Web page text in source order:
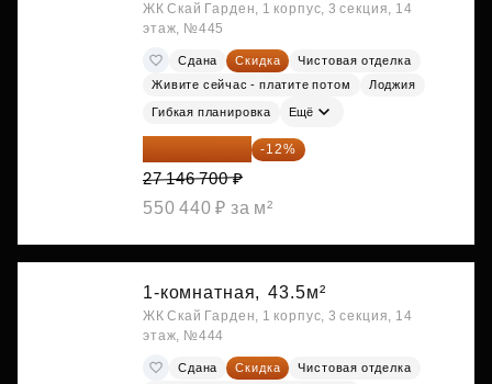
ЖК Скай Гарден, 1 корпус, 3 секция, 14
этаж, №445
Сдана Скидка
Чистовая отделка
Живите сейчас - платите потом
Лоджия
Гибкая планировка Ещё
23 889 096 ₽ -12%
27 146 700 ₽
550 440 ₽ за м²
1-комнатная, 43.5м²
ЖК Скай Гарден, 1 корпус, 3 секция, 14
этаж, №444
Сдана Скидка
Чистовая отделка